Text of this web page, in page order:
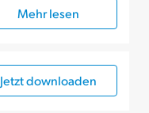
Mehr lesen
Jetzt downloaden